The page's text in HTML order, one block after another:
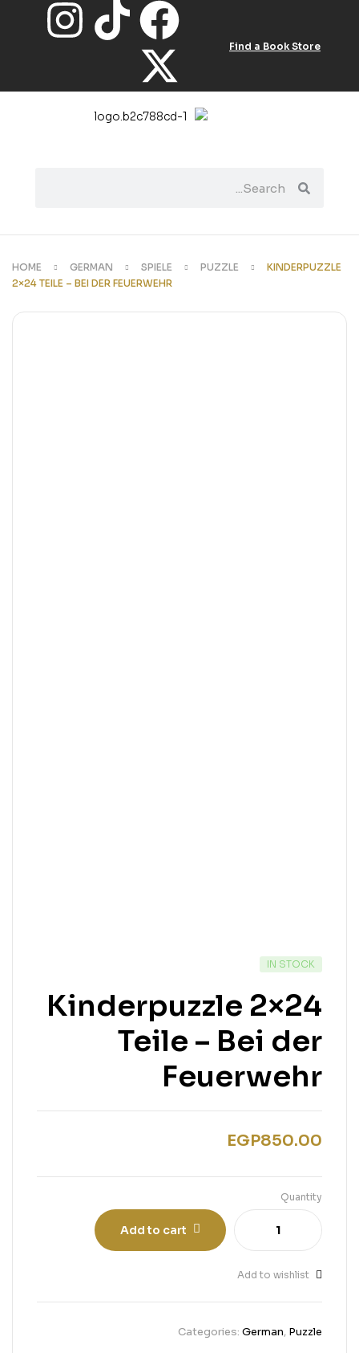
Find a Book Store
HOME GERMAN SPIELE PUZZLE
KINDERPUZZLE
2×24 TEILE – BEI DER FEUERWEHR
IN STOCK
Kinderpuzzle 2×24
Teile – Bei der
Feuerwehr
EGP850.00
Quantity
Add to cart
Add to wishlist
Categories: German, Puzzle